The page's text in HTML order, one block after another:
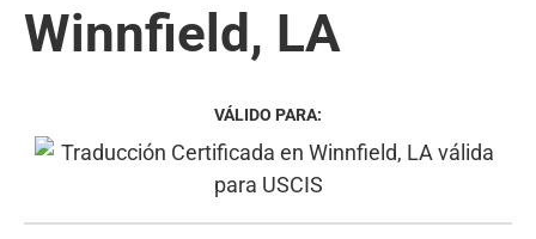
Winnfield, LA
VÁLIDO PARA: